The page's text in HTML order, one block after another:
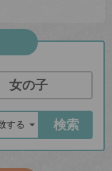
女の子
検索